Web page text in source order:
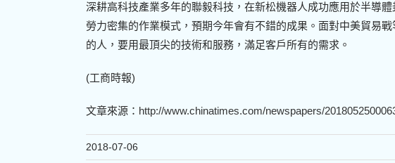
深耕高科技產業多年的聯毅科技，在新松機器人成功應用於半導
勞力密集的作業模式，預期今年會有不錯的成果。面對中美貿易
的人，要用最頂尖的技術和服務，滿足客戶所有的需求。
(工商時報)
文章來源： http://www.chinatimes.com/newspapers/
2018-07-06